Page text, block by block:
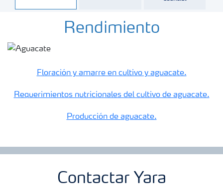
Rendimiento
Floración y amarre en cultivo y aguacate.
Requerimientos nutricionales del cultivo de aguacate.
Producción de aguacate.
Contactar Yara